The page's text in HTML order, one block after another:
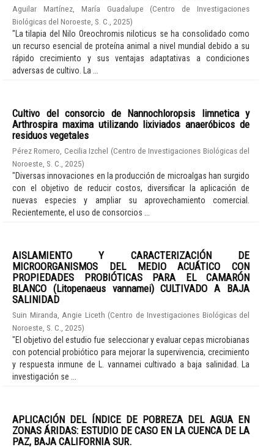
Aguilar Martínez, María Guadalupe (Centro de Investigaciones
Biológicas del Noroeste, S. C.
2025)
"La tilapia del Nilo Oreochromis niloticus se ha consolidado como
un recurso esencial de proteína animal a nivel mundial debido a su
rápido crecimiento y sus ventajas adaptativas a condiciones
adversas de cultivo. La ...
Cultivo del consorcio de Nannochloropsis limnetica y
Arthrospira maxima utilizando lixiviados anaeróbicos de
residuos vegetales
Pérez Romero, Cecilia Izchel (Centro de Investigaciones Biológicas del
Noroeste, S. C.
2025)
"Diversas innovaciones en la producción de microalgas han surgido
con el objetivo de reducir costos, diversificar la aplicación de
nuevas especies y ampliar su aprovechamiento comercial.
Recientemente, el uso de consorcios ...
AISLAMIENTO Y CARACTERIZACIÓN DE
MICROORGANISMOS DEL MEDIO ACUÁTICO CON
PROPIEDADES PROBIÓTICAS PARA EL CAMARÓN
BLANCO (Litopenaeus vannamei) CULTIVADO A BAJA
SALINIDAD
Suin Miranda, Angie Liceth (Centro de Investigaciones Biológicas del
Noroeste, S. C.
2025)
"El objetivo del estudio fue seleccionar y evaluar cepas microbianas
con potencial probiótico para mejorar la supervivencia, crecimiento
y respuesta inmune de L. vannamei cultivado a baja salinidad. La
investigación se ...
APLICACIÓN DEL ÍNDICE DE POBREZA DEL AGUA EN
ZONAS ÁRIDAS: ESTUDIO DE CASO EN LA CUENCA DE LA
PAZ, BAJA CALIFORNIA SUR.